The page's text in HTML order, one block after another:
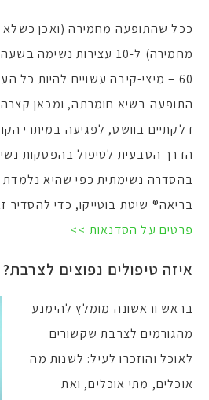
ככל שהתופעה מחמירה (ואכן
60 – מיצי-קיבה עשויים להיות כל
התופעה בשיא חומרתה, ומכאן
דלקתיים בוושט, לפגיעה במיתרי
הדרך הטבעית לטיפול בהפסקות
בהסדרה נשימתית כפי שהיא
בריאה® שיטת בוטייקו, כדי להסדיר
פרטים על הסדנאות >>
איזה טיפולים נפוצים לצרבת?
בראש וראשונה מומלץ להימנע
מהגורמים לצרבת שקשורים
לאוכל והוזכרו לעיל: לשנות מה
אוכלים, מתי אוכלים, ואת